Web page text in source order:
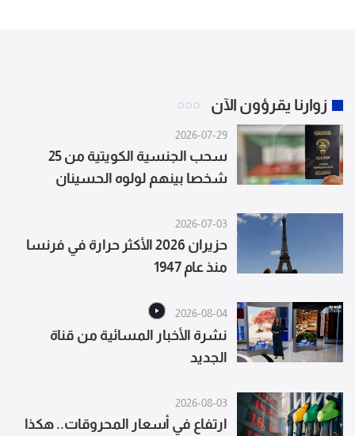
زوارنا يقرؤون الآن
2026-07-29
سحب الجنسية الكويتية من 25
شخصا بينهم لولوه الحسينان
2026-07-03
حزيران 2026 الأكثر حرارة في فرنسا
منذ عام 1947
2026-08-04
نشرة الأخبار المسائية من قناة
الجديد
2026-08-03
ارتفاع في أسعار المحروقات.. هكذا